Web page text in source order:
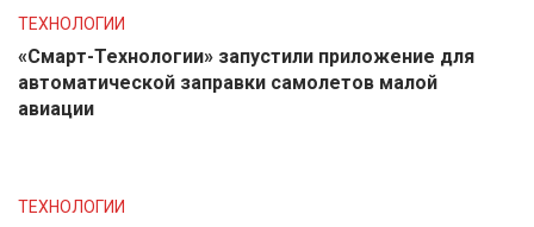
ТЕХНОЛОГИИ
«Смарт-Технологии» запустили приложение для
автоматической заправки самолетов малой
авиации
ТЕХНОЛОГИИ